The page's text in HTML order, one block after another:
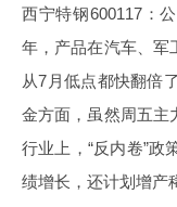
西宁特钢600117：
年，产品在汽车、军
从7月低点都快翻倍
金方面，虽然周五主
行业上，“反内卷”
绩增长，还计划增产